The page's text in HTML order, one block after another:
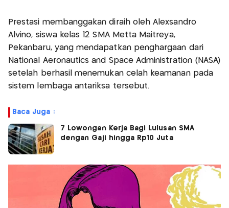
Prestasi membanggakan diraih oleh Alexsandro
Alvino, siswa kelas 12 SMA Metta Maitreya,
Pekanbaru, yang mendapatkan penghargaan dari
National Aeronautics and Space Administration (NASA)
setelah berhasil menemukan celah keamanan pada
sistem lembaga antariksa tersebut.
Baca Juga :
7 Lowongan Kerja Bagi Lulusan SMA
dengan Gaji hingga Rp10 Juta